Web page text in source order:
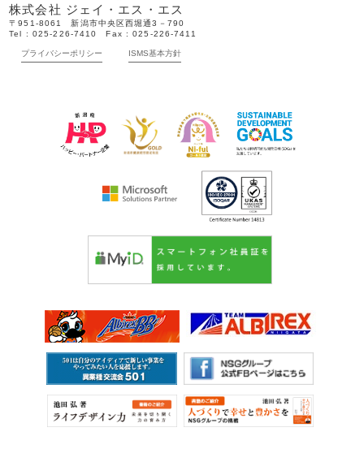
株式会社 ジェイ・エス・エス
〒951-8061 新潟市中央区西堀通3－790
Tel : 025-226-7410 Fax : 025-226-7411
プライバシーポリシー ISMS基本方針